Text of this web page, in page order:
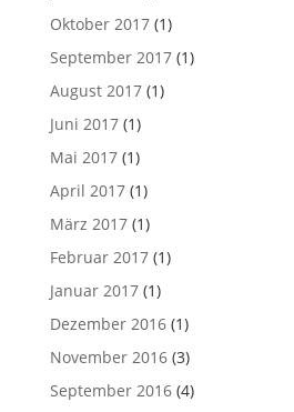
Oktober 2017(1)
September 2017(1)
August 2017(1)
Juni 2017(1)
Mai 2017(1)
April 2017(1)
März 2017(1)
Februar 2017(1)
Januar 2017(1)
Dezember 2016(1)
November 2016(3)
September 2016(4)